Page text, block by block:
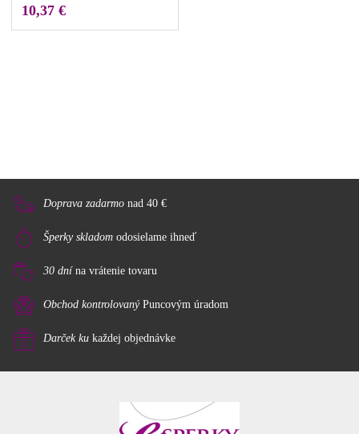
10,37 €
Doprava zadarmo nad 40 €
Šperky skladom odosielame ihneď
30 dnína vrátenie tovaru
Obchod kontrolovanýPuncovým úradom
Darček ku každej objednávke